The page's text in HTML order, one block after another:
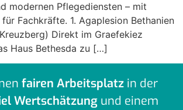
modernen Pflegediensten – mit
Fachkräfte. 1. Agaplesion Bethanien
Direkt im Graefekiez
Haus Bethesda zu […]
fairen Arbeitsplatz in der
Wertschätzung und einem